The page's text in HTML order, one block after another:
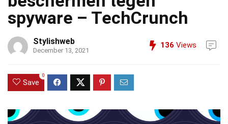
spyware – TechCrunch
Stylishweb
December 13, 2021
136 Views
Save
0